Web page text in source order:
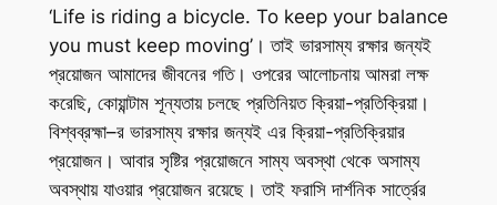
‘Life is riding a bicycle. To keep your balance
you must keep moving’। তাই ভারসাম্য রক্ষার জন্যই
প্রয়োজন আমাদের জীবনের গতি। ওপরের আলোচনায় আমরা লক্ষ
করেছি, কোয়ান্টাম শূন্যতায় চলছে প্রতিনিয়ত ক্রিয়া-প্রতিক্রিয়া।
বিশ্বব্রহ্মা–র ভারসাম্য রক্ষার জন্যই এর ক্রিয়া-প্রতিক্রিয়ার
প্রয়োজন। আবার সৃষ্টির প্রয়োজনে সাম্য অবস্থা থেকে অসাম্য
অবস্থায় যাওয়ার প্রয়োজন রয়েছে। তাই ফরাসি দার্শনিক সার্ত্রের